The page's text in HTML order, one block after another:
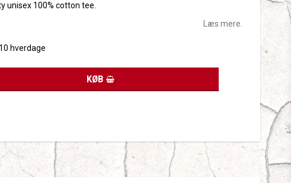
unisex 100% cotton tee.
Læs mere.
hverdage
KØB